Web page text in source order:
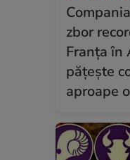
zbor
Franța în
pățește
aproape